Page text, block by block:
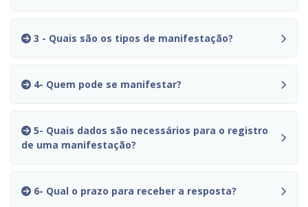
3 - Quais são os tipos de manifestação?
4- Quem pode se manifestar?
de uma manifestação?
6- Qual o prazo para receber a resposta?